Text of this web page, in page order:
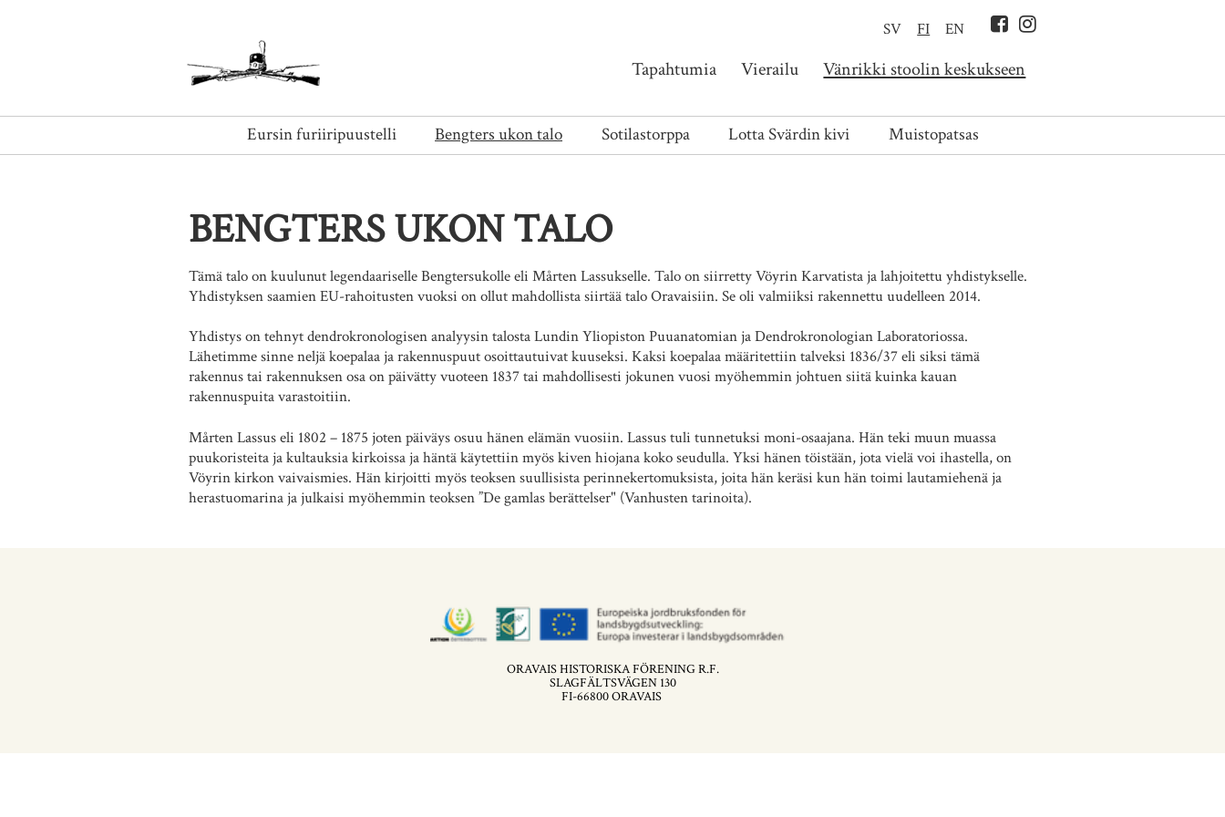
SV FI EN
Tapahtumia Vierailu Vänrikki stoolin keskukseen
Eursin furiiripuustelli Bengters ukon talo Sotilastorppa Lotta Svärdin kivi Muistopatsas
BENGTERS UKON TALO
Tämä talo on kuulunut legendaariselle Bengtersukolle eli Mårten Lassukselle. Talo on siirretty Vöyrin Karvatista ja lahjoitettu yhdistykselle.
Yhdistyksen saamien EU-rahoitusten vuoksi on ollut mahdollista siirtää talo Oravaisiin. Se oli valmiiksi rakennettu uudelleen 2014.
Yhdistys on tehnyt dendrokronologisen analyysin talosta Lundin Yliopiston Puuanatomian ja Dendrokronologian Laboratoriossa.
Lähetimme sinne neljä koepalaa ja rakennuspuut osoittautuivat kuuseksi. Kaksi koepalaa määritettiin talveksi 1836/37 eli siksi tämä
rakennus tai rakennuksen osa on päivätty vuoteen 1837 tai mahdollisesti jokunen vuosi myöhemmin johtuen siitä kuinka kauan
rakennuspuita varastoitiin.
Mårten Lassus eli 1802 – 1875 joten päiväys osuu hänen elämän vuosiin. Lassus tuli tunnetuksi moni-osaajana. Hän teki muun muassa
puukoristeita ja kultauksia kirkoissa ja häntä käytettiin myös kiven hiojana koko seudulla. Yksi hänen töistään, jota vielä voi ihastella, on
Vöyrin kirkon vaivaismies. Hän kirjoitti myös teoksen suullisista perinnekertomuksista, joita hän keräsi kun hän toimi lautamiehenä ja
herastuomarina ja julkaisi myöhemmin teoksen ”De gamlas berättelser" (Vanhusten tarinoita).
ORAVAIS HISTORISKA FÖRENING R.F.
SLAGFÄLTSVÄGEN 130
FI-66800 ORAVAIS